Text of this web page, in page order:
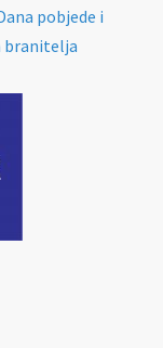
pobjede i
branitelja